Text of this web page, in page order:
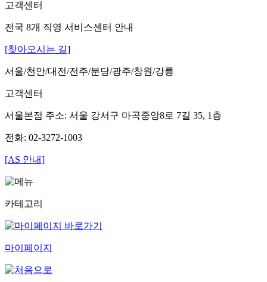
고객센터
전국 8개 직영 서비스센터 안내
[찾아오시는 길]
서울/천안/대전/전주/분당/광주/창원/강릉
고객센터
서울본점 주소: 서울 강서구 마곡중앙8로 7길 35, 1층
전화: 02-3272-1003
[AS 안내]
카테고리
마이페이지